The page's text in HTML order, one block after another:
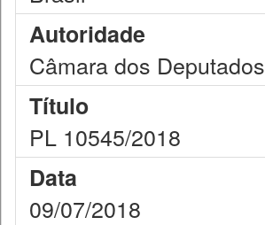
Autoridade
Câmara dos Deputados
Título
PL 10545/2018
Data
09/07/2018